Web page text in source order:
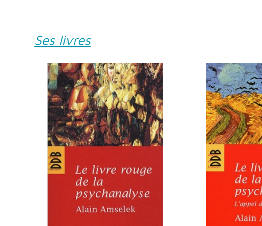
Ses livres